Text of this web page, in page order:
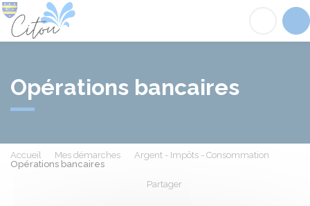
Opérations bancaires
Accueil Mes démarches
Argent - Impôts - Consommation
Opérations bancaires
Partager